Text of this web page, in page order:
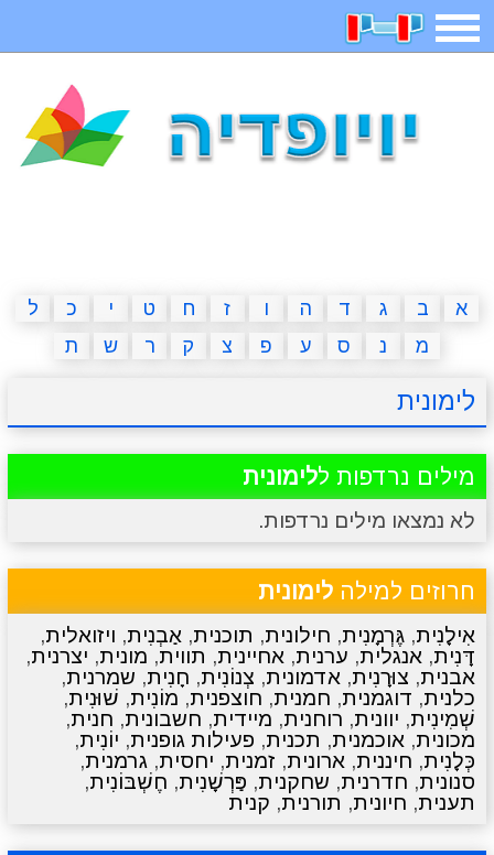
תפריט
איש תלוי מדריכים פוקימון גו מצא הבדלים
יצירה משחקי בנות אשליות חדשות
א ב ג ד ה ו ז ח ט י כ
ל
מ
נ ס ע פ צ ק ר ש ת
לימונית
מילים נרדפות ללימונית
לא נמצאו מילים נרדפות.
חרוזים למילה לימונית
אִילָנִית, גֶּרְמָנִית, חילונית, תוכנית, אַבְנִית, ויזואלית,
דָּנִית, אנגלית, ערנית, אחיינית, תווית, מונית, יצרנית,
אבנית, צוּרָנִית, אדמונית, צְנוֹנִית, חָנִית, שמרנית,
כלנית, דוגמנית, חמנית, חוצפנית, מוֹנִית, שׁוּנִית,
שְׁמִינִית, יוונית, רוחנית, מיידית, חשבונית, חנית,
מכונית, אוכמנית, תכנית, פעילות גופנית, יוֹנִית,
כְּלָנִית, חיננית, ארונית, זמנית, יחסית, גרמנית,
סנונית, חדרנית, שחקנית, פַּרְשָׁנִית, חֶשְׁבּוֹנִית,
תענית, חיונית, תורנית, קנית